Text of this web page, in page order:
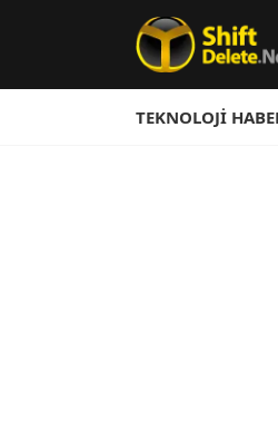
TEKNOLOJI